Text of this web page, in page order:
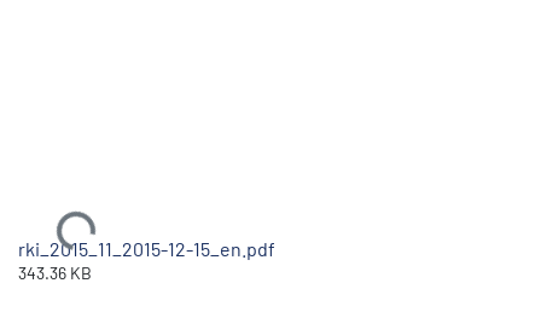
Ladataan...
rki_2015_11_2015-12-15_en.pdf
343.36 KB